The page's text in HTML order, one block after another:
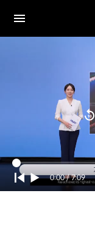
전체
Current
Time
0:00 / 7:09